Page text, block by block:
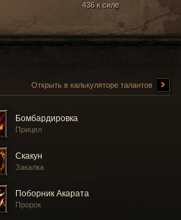
436 к силе
Открыть в калькуляторе талантов
Бомбардировка
Прицел
Скакун
Закалка
Поборник Акарата
Пророк